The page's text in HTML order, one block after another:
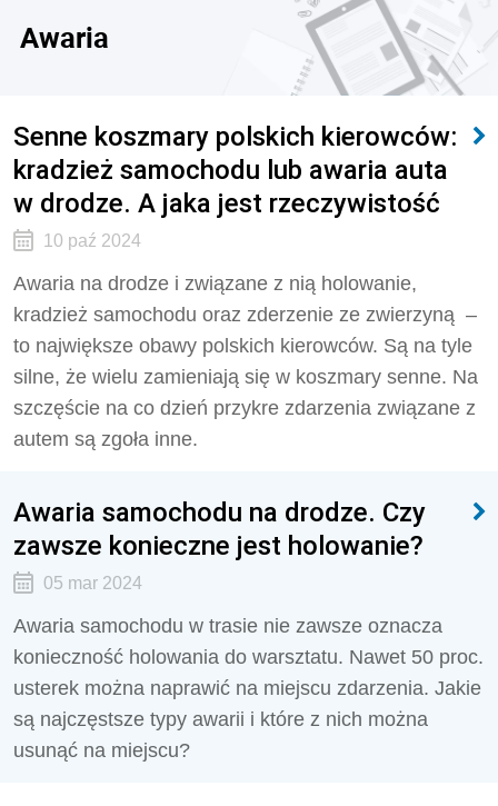
Awaria
Senne koszmary polskich kierowców:
kradzież samochodu lub awaria auta
w drodze. A jaka jest rzeczywistość
10 paź 2024
Awaria na drodze i związane z nią holowanie,
kradzież samochodu oraz zderzenie ze zwierzyną –
to największe obawy polskich kierowców. Są na tyle
silne, że wielu zamieniają się w koszmary senne. Na
szczęście na co dzień przykre zdarzenia związane z
autem są zgoła inne.
Awaria samochodu na drodze. Czy
zawsze konieczne jest holowanie?
05 mar 2024
Awaria samochodu w trasie nie zawsze oznacza
konieczność holowania do warsztatu. Nawet 50 proc.
usterek można naprawić na miejscu zdarzenia. Jakie
są najczęstsze typy awarii i które z nich można
usunąć na miejscu?